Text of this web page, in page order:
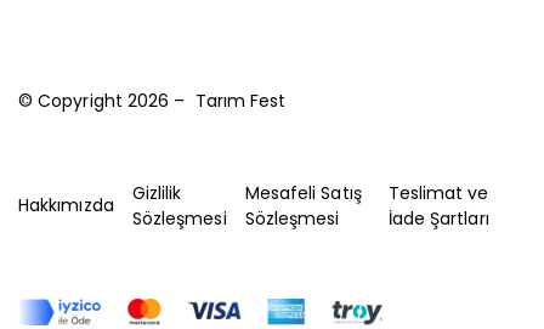
© Copyright 2026 – Tarım Fest
Hakkımızda
Gizlilik
Sözleşmesi
Mesafeli Satış
Sözleşmesi
Teslimat ve
İade Şartları